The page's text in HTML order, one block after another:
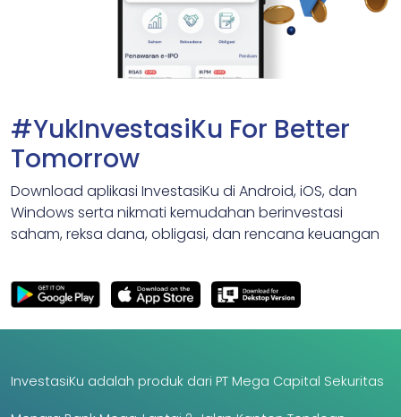
#YukInvestasiKu For Better
Tomorrow
Download aplikasi InvestasiKu di Android, iOS, dan
Windows serta nikmati kemudahan berinvestasi
saham, reksa dana, obligasi, dan rencana keuangan
InvestasiKu adalah produk dari PT Mega Capital Sekuritas